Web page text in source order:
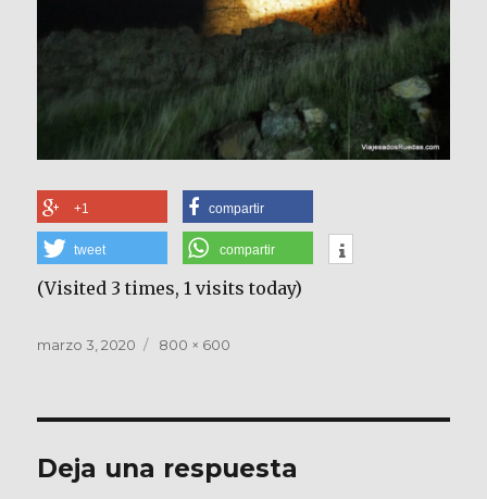
+1 compartir
tweet compartir
(Visited 3 times, 1 visits today)
Publicado
marzo 3, 2020
Tamaño
800 × 600
Deja una respuesta